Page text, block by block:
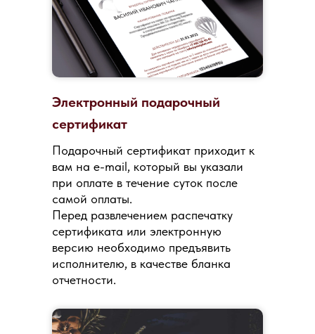
Электронный подарочный
сертификат
Подарочный сертификат приходит к
вам на e-mail, который вы указали
при оплате в течение суток после
самой оплаты.
Перед развлечением распечатку
сертификата или электронную
версию необходимо предъявить
исполнителю, в качестве бланка
отчетности.